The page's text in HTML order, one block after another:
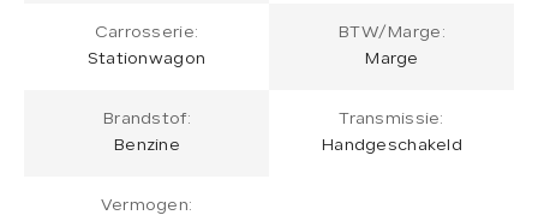
Carrosserie:
Stationwagon
BTW/Marge:
Marge
Brandstof:
Benzine
Transmissie:
Handgeschakeld
Vermogen: